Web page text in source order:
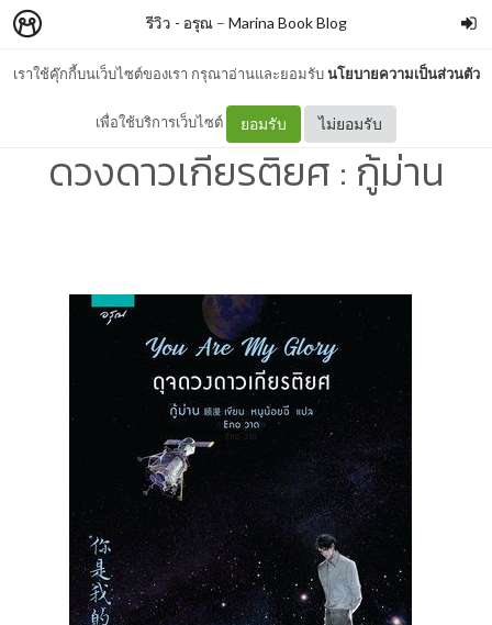
เราใช้คุ๊กกี้บนเว็บไซต์ของเรา กรุณาอ่านและยอมรับนโยบายความเป็นส่วนตัว
เพื่อใช้บริการเว็บไซต์ ยอมรับ ไม่ยอมรับ
รีวิว - อรุณ– Marina Book Blog
รีวิว - You Are My Glory ดุจ
ดวงดาวเกียรติยศ : กู้ม่าน